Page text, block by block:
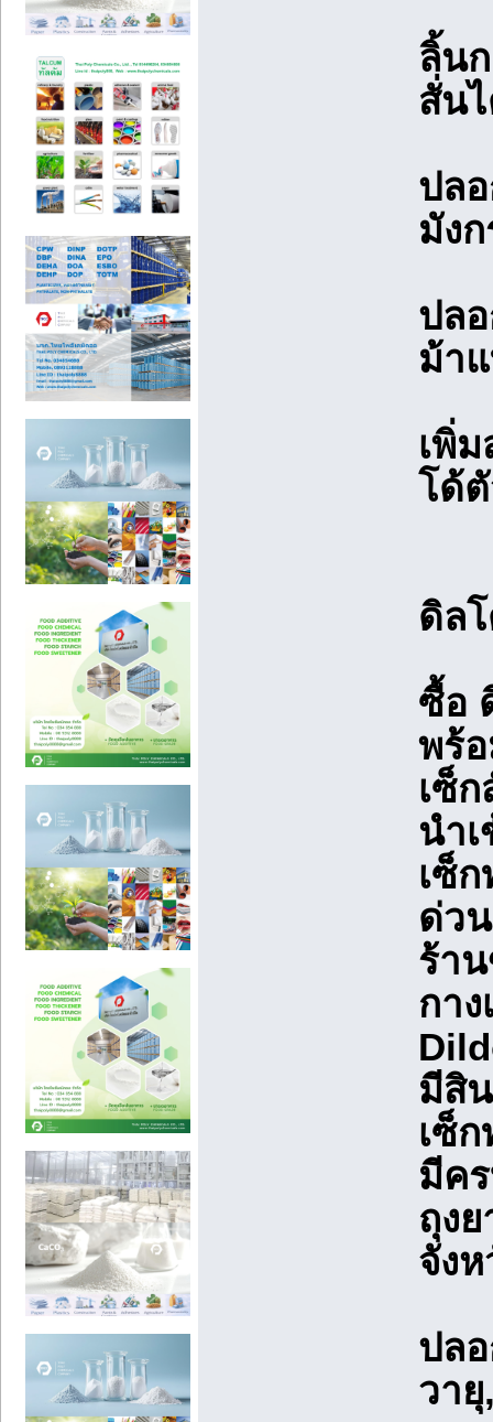
ลิ้น
สั่น
ปล
มังก
ปล
ม้า
เพิ่
โด้
ดิล
ซื้อ
พร้
เซ็
นำ
เซ็
ด่วน
ร้า
กา
มีสิ
เซ็
มีค
ถุง
จัง
ปล
วา